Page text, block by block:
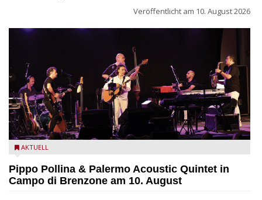
Veröffentlicht am 10. August 2026
Pippo Pollina im Konzert mit dem Palermo Acoustic Quintet
AKTUELL
Pippo Pollina & Palermo Acoustic Quintet in
Campo di Brenzone am 10. August